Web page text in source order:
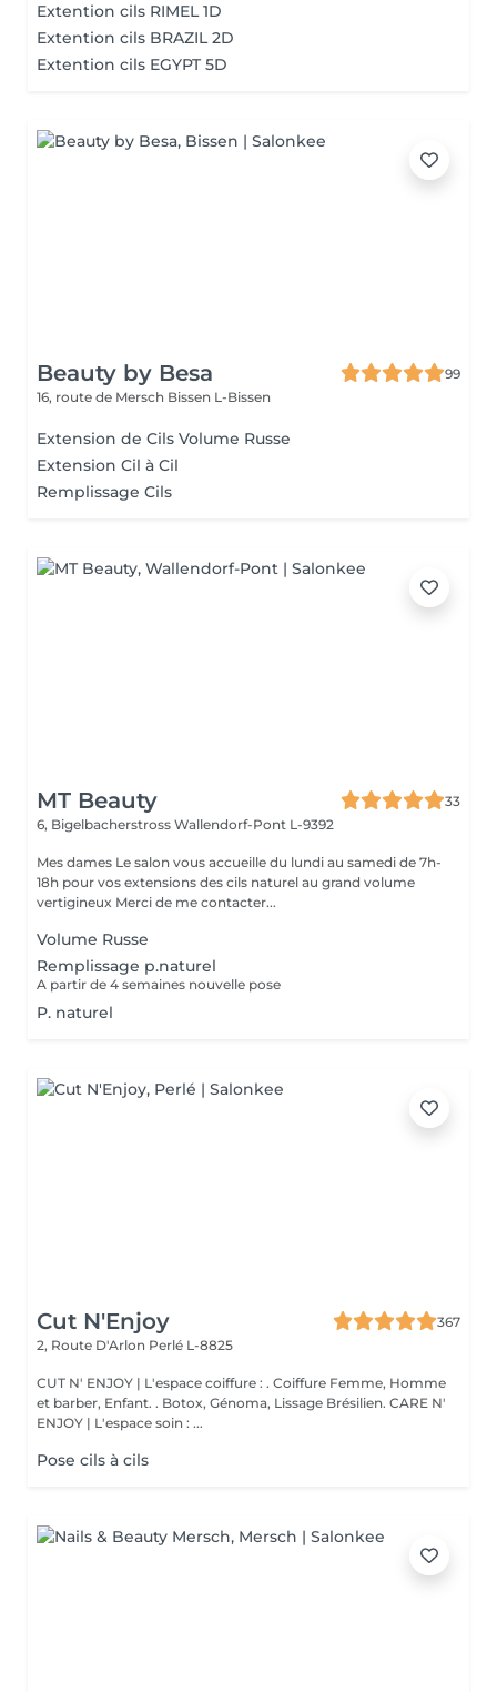
Extention cils RIMEL 1D
Extention cils BRAZIL 2D
Extention cils EGYPT 5D
Beauty by Besa
99
16, route de Mersch Bissen L-Bissen
Extension de Cils Volume Russe
Extension Cil à Cil
Remplissage Cils
MT Beauty
33
6, Bigelbacherstross Wallendorf-Pont L-9392
Mes dames Le salon vous accueille du lundi au samedi de 7h-
18h pour vos extensions des cils naturel au grand volume
vertigineux Merci de me contacter...
Volume Russe
Remplissage p.naturel
A partir de 4 semaines nouvelle pose
P. naturel
Cut N'Enjoy
367
2, Route D'Arlon Perlé L-8825
CUT N' ENJOY | L'espace coiffure : . Coiffure Femme, Homme
et barber, Enfant. . Botox, Génoma, Lissage Brésilien. CARE N'
ENJOY | L'espace soin : ...
Pose cils à cils